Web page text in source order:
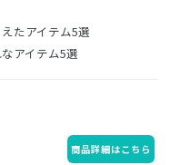
たアイテム5選
アイテム5選
商品詳細はこちら